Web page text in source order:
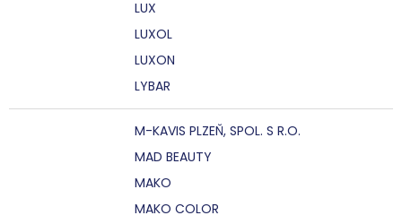
LUX
LUXOL
LUXON
LYBAR
M-KAVIS PLZEŇ, SPOL. S R.O.
MAD BEAUTY
MAKO
MAKO COLOR